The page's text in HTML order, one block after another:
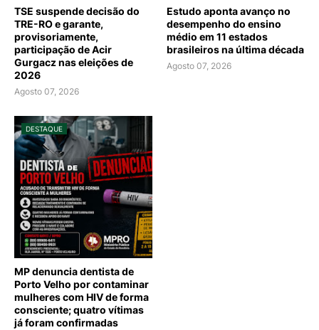
TSE suspende decisão do
TRE-RO e garante,
provisoriamente,
participação de Acir
Gurgacz nas eleições de
2026
Agosto 07, 2026
Estudo aponta avanço no
desempenho do ensino
médio em 11 estados
brasileiros na última década
Agosto 07, 2026
DESTAQUE
MP denuncia dentista de
Porto Velho por contaminar
mulheres com HIV de forma
consciente; quatro vítimas
já foram confirmadas